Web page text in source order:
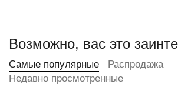
Возможно, вас это
Самые популярные
Распродажа
Недавно просмотренные